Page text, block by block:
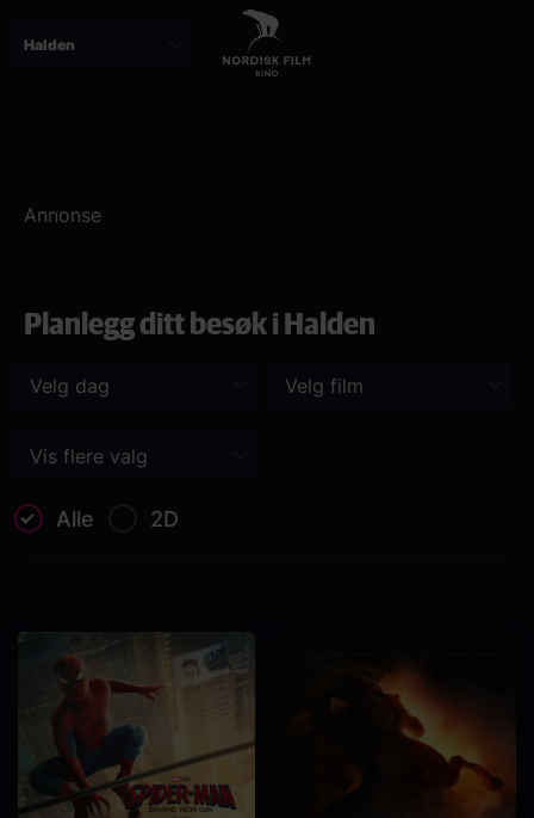
Annonse
Planlegg ditt besøk i Halden
Alle 2D